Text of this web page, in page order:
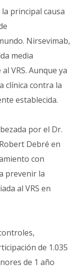
la principal causa
Nirsevimab,
media
VRS. Aunque ya
clínica contra la
establecida.
por el Dr.
Debré en
con
prevenir la
al VRS en
de 1.035
de 1 año